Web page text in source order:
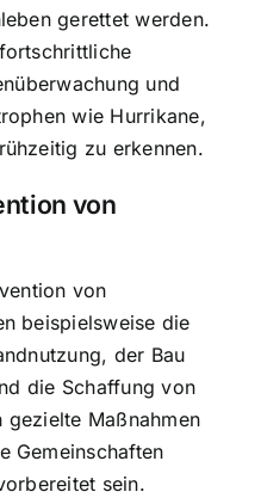
gerettet werden.
und
wie Hurrikane,
zu erkennen.
von
von
beispielsweise die
der Bau
die Schaffung von
gezielte Maßnahmen
Gemeinschaften
sein.